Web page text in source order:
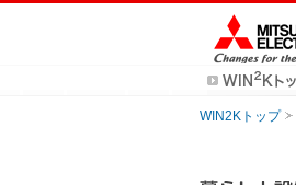
WIN2Kトップ